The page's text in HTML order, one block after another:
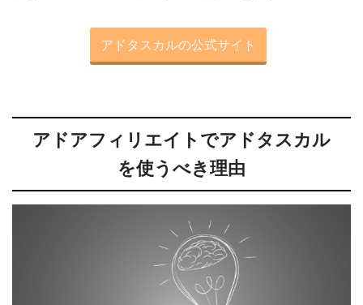
アドタスカルの公式サイト
アドアフィリエイトでアドタスカル
を使うべき理由